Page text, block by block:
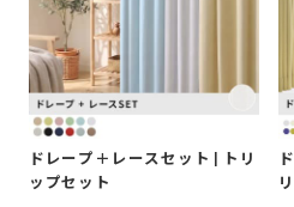
ドレープ＋レースセット | トリ
ップセット